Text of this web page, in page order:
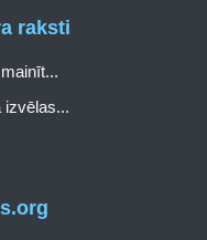
raksti
izvēlas...